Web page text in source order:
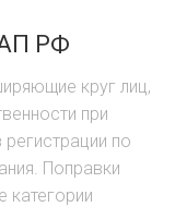
РФ
круг лиц,
при
по
Поправки
категории